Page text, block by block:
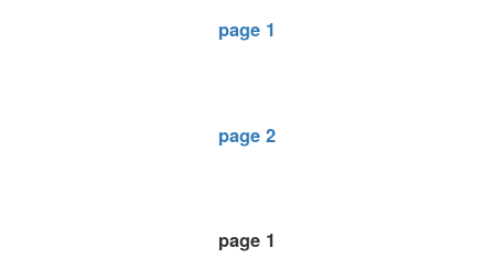
page 1
page 2
page 1